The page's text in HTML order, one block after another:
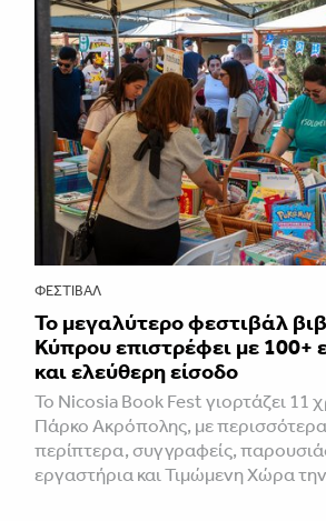
ΦΕΣΤΙΒΑΛ
Το μεγαλύτερο φεστιβάλ
Κύπρου επιστρέφει με 100+
και ελεύθερη είσοδο
Το Nicosia Book Fest γιορτάζει 11
Πάρκο Ακρόπολης, με
περίπτερα, συγγραφείς,
εργαστήρια και Τιμώμενη Χώρα